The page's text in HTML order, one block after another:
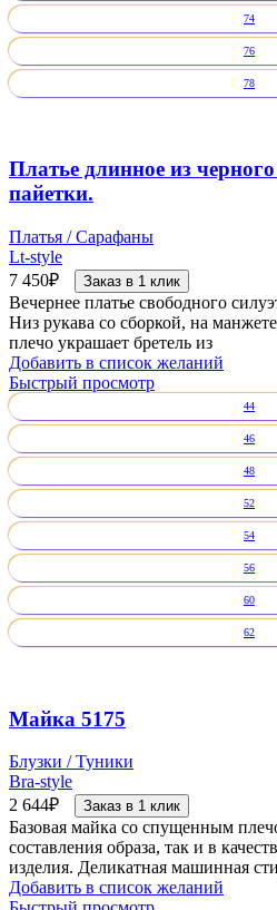
74
76
78
Платье длинное из
пайетки.
Платья / Сарафаны
Lt-style
7 450₽ Заказ в 1 клик
Вечернее платье свободного
Низ рукава со сборкой, на
плечо украшает бретель из
Добавить в список желаний
Быстрый просмотр
44
46
48
52
54
56
60
62
Майка 5175
Блузки / Туники
Bra-style
2 644₽ Заказ в 1 клик
Базовая майка со спущенным
составления образа, так и в
изделия. Деликатная машинная
Добавить в список желаний